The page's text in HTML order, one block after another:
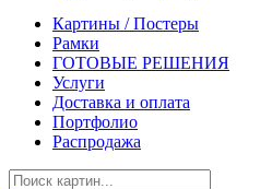
Картины / Постеры
Рамки
ГОТОВЫЕ РЕШЕНИЯ
Услуги
Доставка и оплата
Портфолио
Распродажа